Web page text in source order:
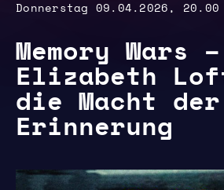
Donnerstag 09.04.2026, 20.00
Memory Wars –
Elizabeth
die Macht der
Erinnerung